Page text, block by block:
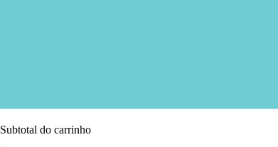
Subtotal do carrinho